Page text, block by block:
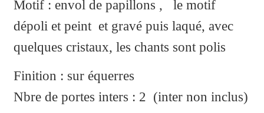
Motif : envol de papillons , le motif
dépoli et peint et gravé puis laqué, avec
quelques cristaux, les chants sont polis
Finition : sur équerres
Nbre de portes inters : 2 (inter non inclus)